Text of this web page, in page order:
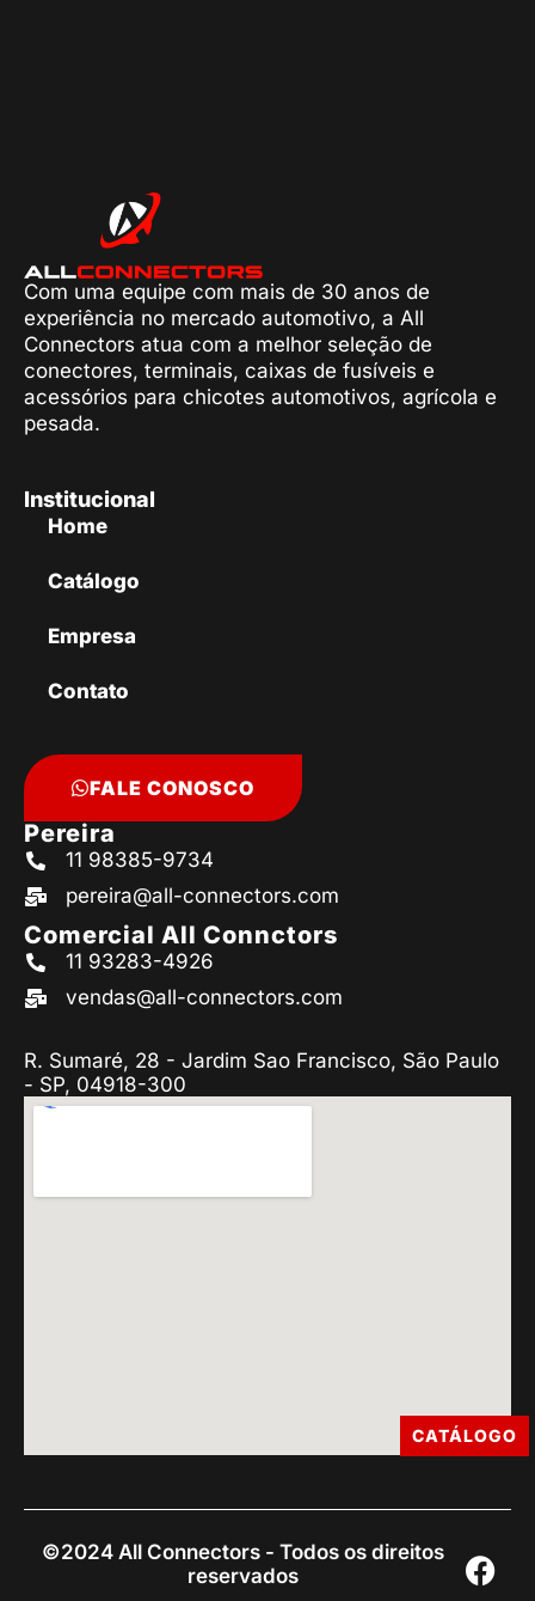
Com uma equipe com mais de 30 anos de
experiência no mercado automotivo, a All
Connectors atua com a melhor seleção de
conectores, terminais, caixas de fusíveis e
acessórios para chicotes automotivos, agrícola e
pesada.
Institucional
Home
Catálogo
Empresa
Contato
FALE CONOSCO
Pereira
11 98385-9734
pereira@all-connectors.com
Comercial All Connctors
11 93283-4926
vendas@all-connectors.com
R. Sumaré, 28 - Jardim Sao Francisco, São Paulo
- SP, 04918-300
©2024 All Connectors - Todos os direitos
reservados
CATÁLOGO